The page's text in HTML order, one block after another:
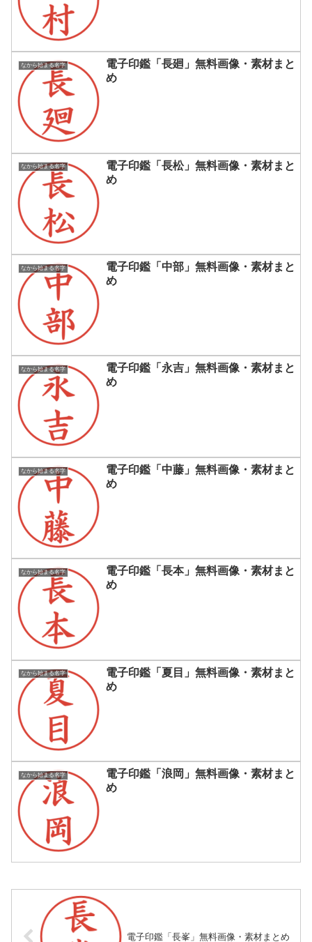
なから始まる名字
電子印鑑「長廻」無料画像・素材まと
め
なから始まる名字
電子印鑑「長松」無料画像・素材まと
め
なから始まる名字
電子印鑑「中部」無料画像・素材まと
め
なから始まる名字
電子印鑑「永吉」無料画像・素材まと
め
なから始まる名字
電子印鑑「中藤」無料画像・素材まと
め
なから始まる名字
電子印鑑「長本」無料画像・素材まと
め
なから始まる名字
電子印鑑「夏目」無料画像・素材まと
め
なから始まる名字
電子印鑑「浪岡」無料画像・素材まと
め
電子印鑑「長峯」無料画像・素材まとめ